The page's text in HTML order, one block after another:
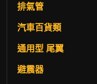
排氣管
汽車百貨類
通用型 尾翼
避震器